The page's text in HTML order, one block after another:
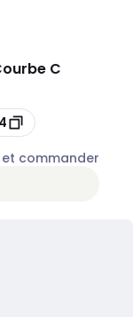
C
commander